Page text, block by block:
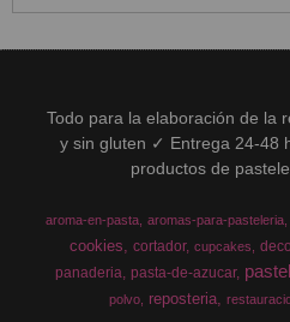
Todo para la elaboración de la
y sin gluten ✓ Entrega 24-48
productos de
aroma-en-pasta aromas-para-pasteleria
cookies cortador cupcakes
panaderia pasta-de-azucar
polvo
reposteria